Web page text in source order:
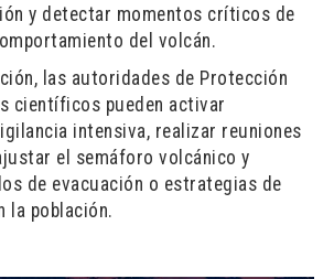
y detectar momentos críticos de
del volcán.
las autoridades de Protección
científicos pueden activar
intensiva, realizar reuniones
el semáforo volcánico y
de evacuación o estrategias de
la población.